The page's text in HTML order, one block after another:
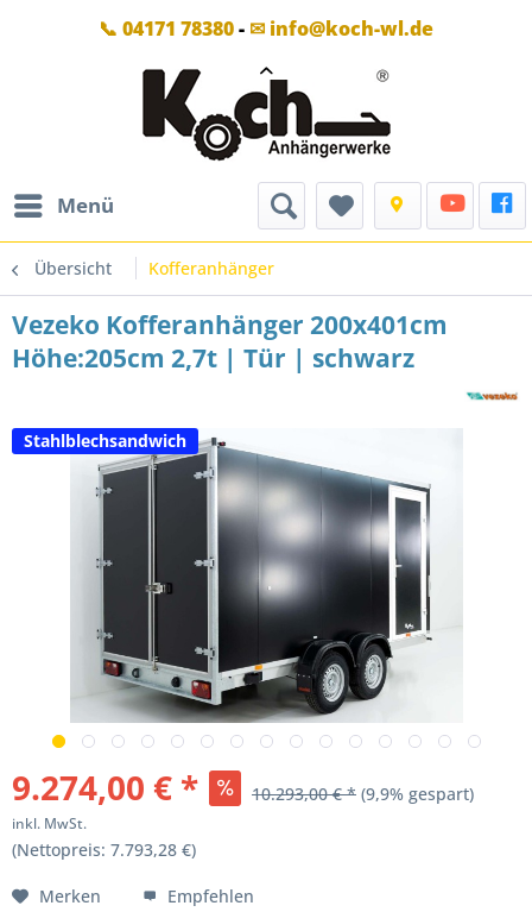
📞 04171 78380- ✉ info@koch-wl.de
Menü
Übersicht Kofferanhänger
Vezeko Kofferanhänger 200x401cm
Höhe:205cm 2,7t | Tür | schwarz
Stahlblechsandwich
9.274,00 € * 10.293,00 € * (9,9% gespart)
inkl. MwSt.
(Nettopreis: 7.793,28 €)
Merken Empfehlen